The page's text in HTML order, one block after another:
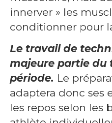
innerver » les
conditionner pour
Le travail de
majeure partie du
période. Le
adaptera donc ses
les repos selon les